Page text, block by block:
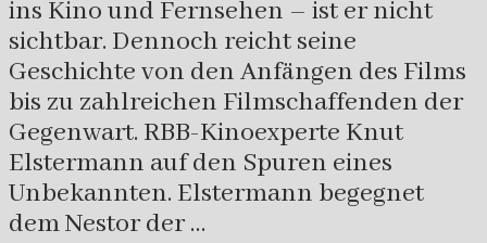
ins Kino und Fernsehen – ist er nicht
sichtbar. Dennoch reicht seine
Geschichte von den Anfängen des Films
bis zu zahlreichen Filmschaffenden der
Gegenwart. RBB-Kinoexperte Knut
Elstermann auf den Spuren eines
Unbekannten. Elstermann begegnet
dem Nestor der …